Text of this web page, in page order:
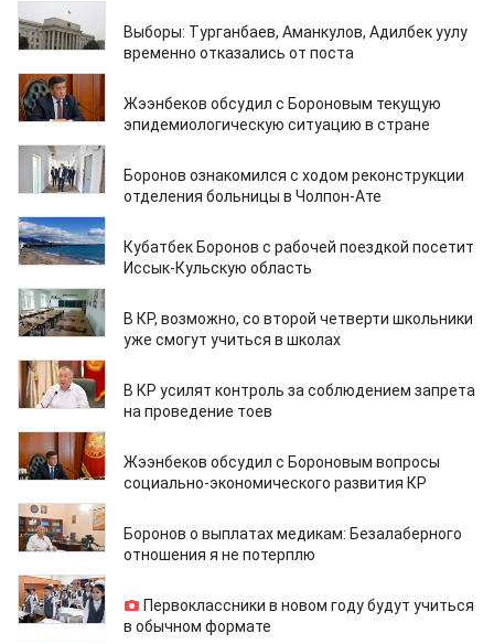
25.08.2020
Выборы: Турганбаев, Аманкулов, Адилбек уулу
временно отказались от поста
24.08.2020
Жээнбеков обсудил с Бороновым текущую
эпидемиологическую ситуацию в стране
22.08.2020
Боронов ознакомился с ходом реконструкции
отделения больницы в Чолпон-Ате
21.08.2020
Кубатбек Боронов с рабочей поездкой посетит
Иссык-Кульскую область
19.08.2020
В КР, возможно, со второй четверти школьники
уже смогут учиться в школах
18.08.2020
В КР усилят контроль за соблюдением запрета
на проведение тоев
17.08.2020
Жээнбеков обсудил с Бороновым вопросы
социально-экономического развития КР
15.08.2020
Боронов о выплатах медикам: Безалаберного
отношения я не потерплю
14.08.2020
Первоклассники в новом году будут учиться
в обычном формате